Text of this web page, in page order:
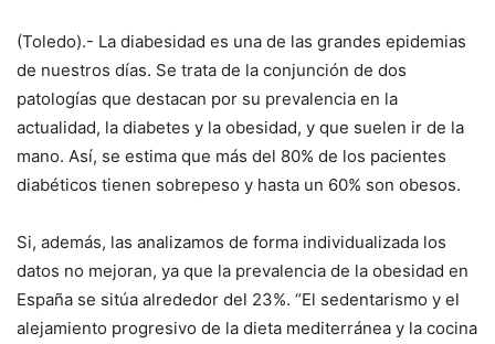
(Toledo).- La diabesidad es una de las grandes epidemias
de nuestros días. Se trata de la conjunción de dos
patologías que destacan por su prevalencia en la
actualidad, la diabetes y la obesidad, y que suelen ir de la
mano. Así, se estima que más del 80% de los pacientes
diabéticos tienen sobrepeso y hasta un 60% son obesos.
Si, además, las analizamos de forma individualizada los
datos no mejoran, ya que la prevalencia de la obesidad en
España se sitúa alrededor del 23%. “El sedentarismo y el
alejamiento progresivo de la dieta mediterránea y la cocina